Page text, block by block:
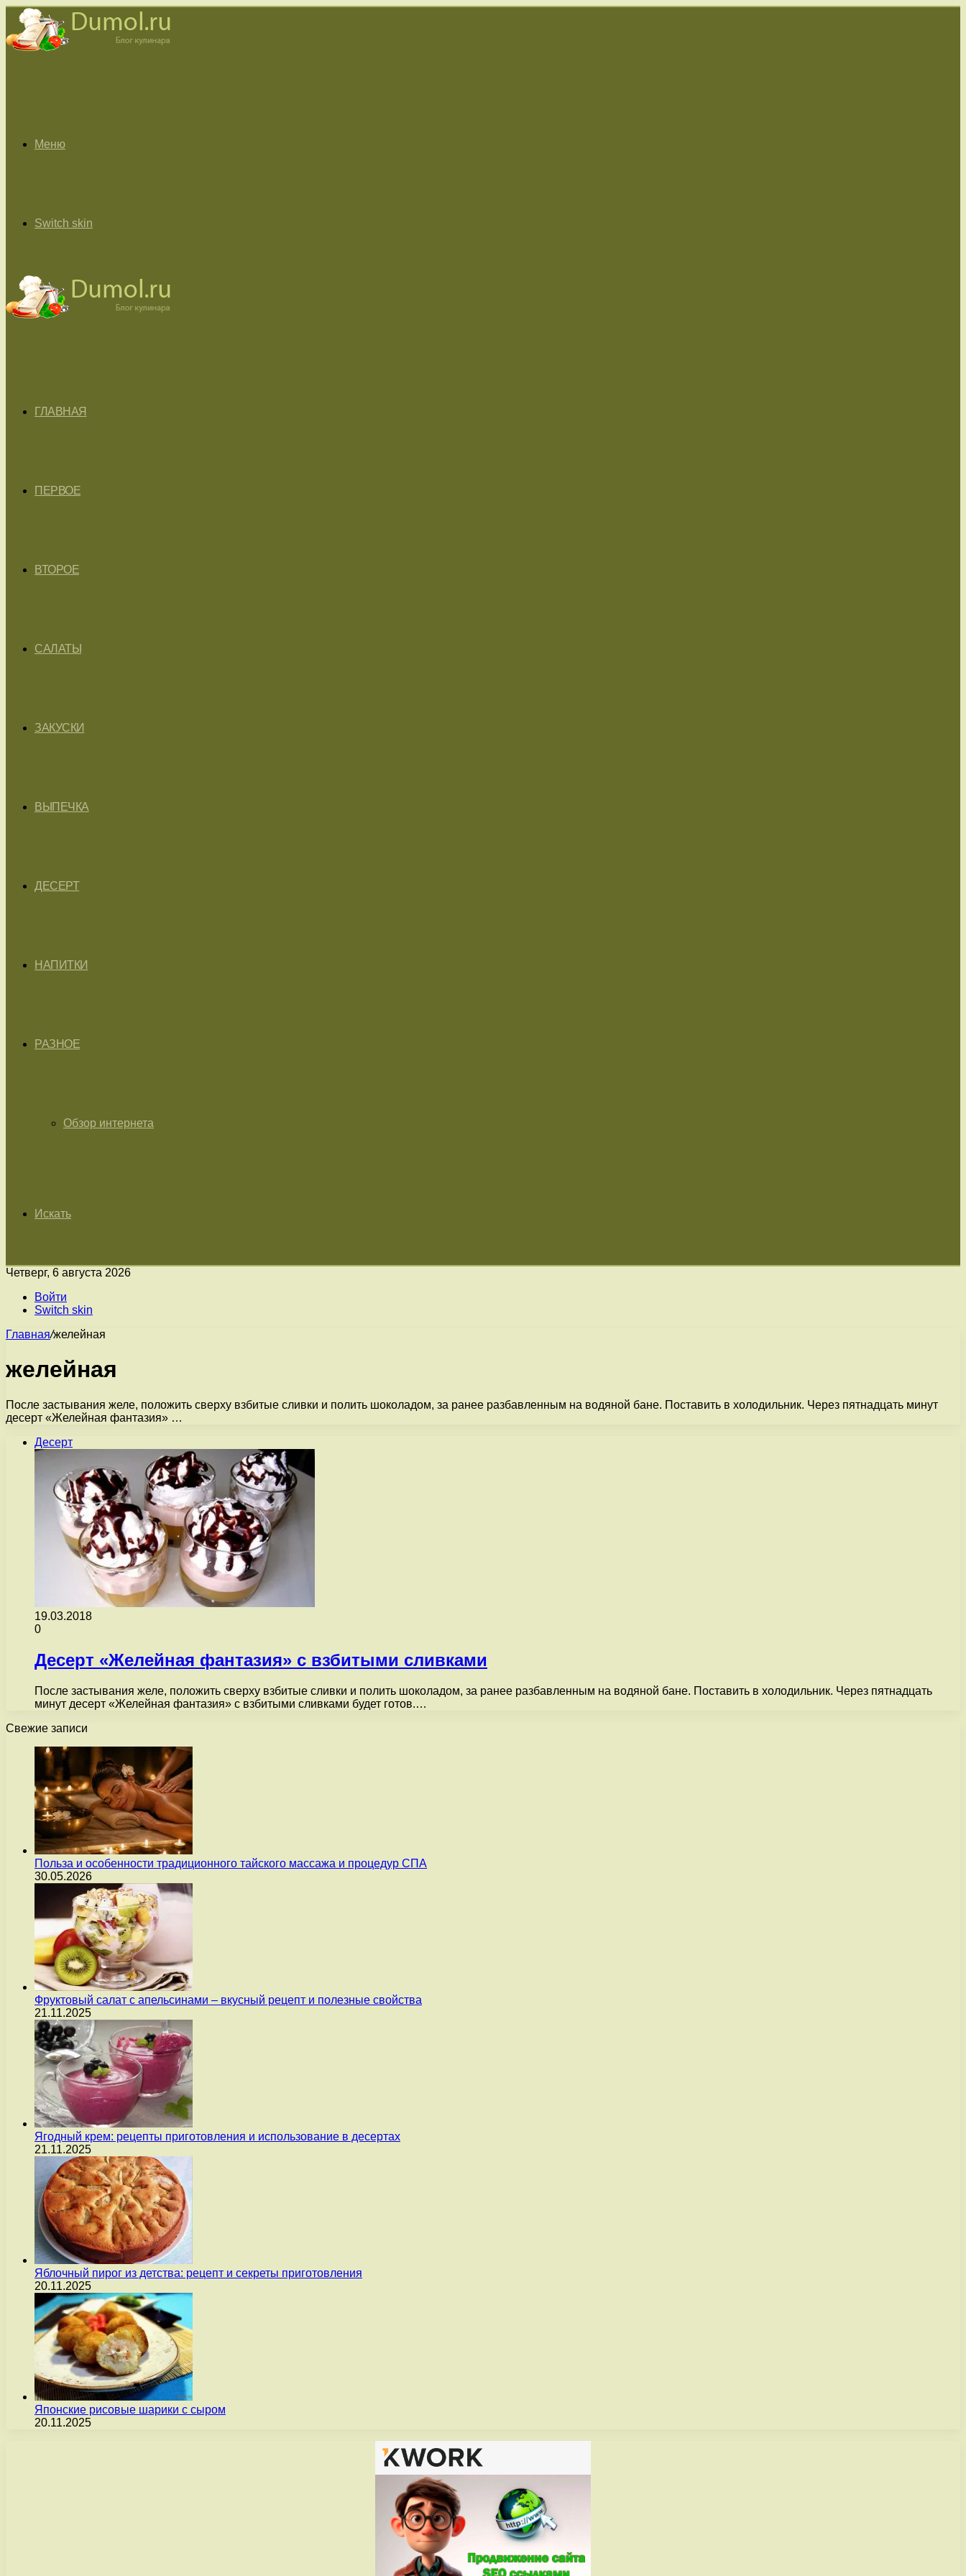
Меню
Switch skin
ГЛАВНАЯ
ПЕРВОЕ
ВТОРОЕ
САЛАТЫ
ЗАКУСКИ
ВЫПЕЧКА
ДЕСЕРТ
НАПИТКИ
РАЗНОЕ
Обзор интернета
Искать
Четверг, 6 августа 2026
Войти
Switch skin
Главная/желейная
желейная
После застывания желе, положить сверху взбитые сливки и полить шоколадом, за ранее разбавленным на водяной бане. Поставить в холодильник. Через пятнадцать минут
десерт «Желейная фантазия» …
Десерт
19.03.2018
0
Десерт «Желейная фантазия» с взбитыми сливками
После застывания желе, положить сверху взбитые сливки и полить шоколадом, за ранее разбавленным на водяной бане. Поставить в холодильник. Через пятнадцать
минут десерт «Желейная фантазия» с взбитыми сливками будет готов.…
Свежие записи
Польза и особенности традиционного тайского массажа и процедур СПА
30.05.2026
Фруктовый салат с апельсинами – вкусный рецепт и полезные свойства
21.11.2025
Ягодный крем: рецепты приготовления и использование в десертах
21.11.2025
Яблочный пирог из детства: рецепт и секреты приготовления
20.11.2025
Японские рисовые шарики с сыром
20.11.2025